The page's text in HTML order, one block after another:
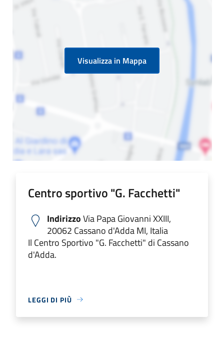
Visualizza in Mappa
Centro sportivo "G. Facchetti"
IndirizzoVia Papa Giovanni XXIII,
20062 Cassano d'Adda MI, Italia
Il Centro Sportivo "G. Facchetti" di Cassano
d'Adda.
LEGGI DI PIÙ